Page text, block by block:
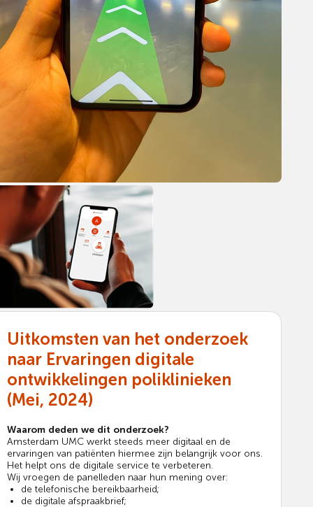
Uitkomsten van het onderzoek
naar Ervaringen digitale
ontwikkelingen poliklinieken
(Mei, 2024)
Waarom deden we dit onderzoek?
Amsterdam UMC werkt steeds meer digitaal en de
ervaringen van patiënten hiermee zijn belangrijk voor ons.
Het helpt ons de digitale service te verbeteren.
Wij vroegen de panelleden naar hun mening over:
de telefonische bereikbaarheid;
de digitale afspraakbrief;